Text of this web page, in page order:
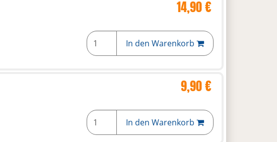
14,90 €
In den Warenkorb
9,90 €
In den Warenkorb